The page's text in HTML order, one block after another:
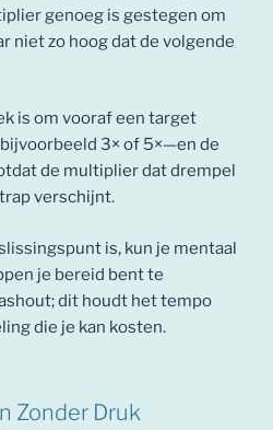
genoeg is gestegen om
niet zo hoog dat de volgende
is om vooraf een target
3× of 5×—en de
de multiplier dat drempel
verschijnt.
is, kun je mentaal
je bereid bent te
dit houdt het tempo
die je kan kosten.
Zonder Druk